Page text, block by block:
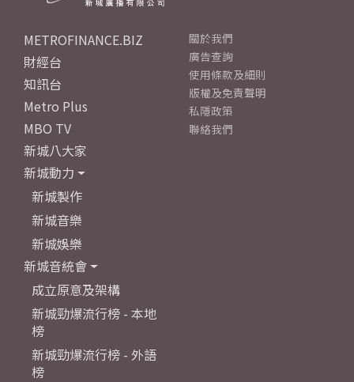
METROFINANCE.BIZ
財經台
知訊台
Metro Plus
MBO TV
新城八大家
新城動力
新城製作
新城音樂
新城娛樂
新城音統會
成立原意及架構
新城勁爆流行榜 - 本地
榜
新城勁爆流行榜 - 外語
榜
關於我們
廣告查詢
使用條款及細則
版權及免責聲明
私隱政策
聯絡我們